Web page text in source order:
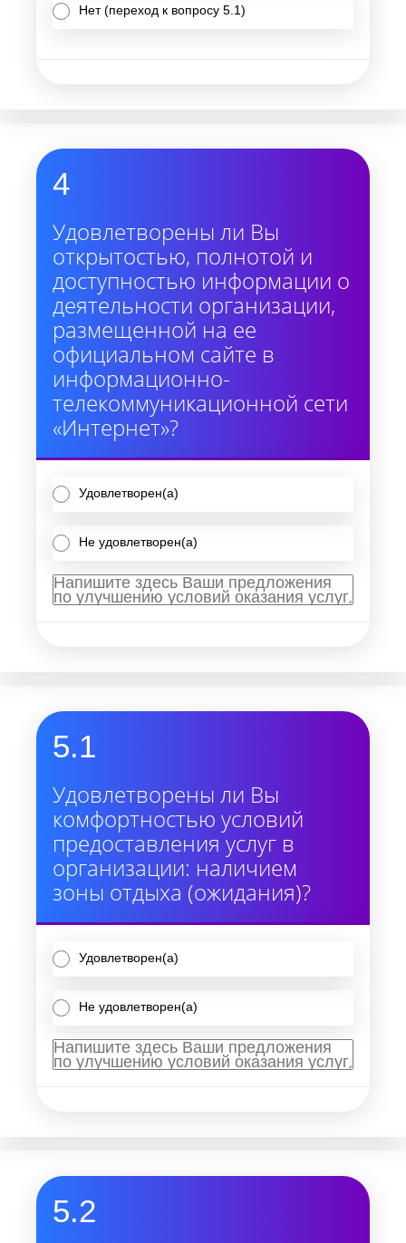
Нет (переход к вопросу 5.1)
4
Удовлетворены ли Вы
открытостью, полнотой и
доступностью информации о
деятельности организации,
размещенной на ее
официальном сайте в
информационно-
телекоммуникационной сети
«Интернет»?
Удовлетворен(а)
Не удовлетворен(а)
5.1
Удовлетворены ли Вы
комфортностью условий
предоставления услуг в
организации: наличием
зоны отдыха (ожидания)?
Удовлетворен(а)
Не удовлетворен(а)
5.2